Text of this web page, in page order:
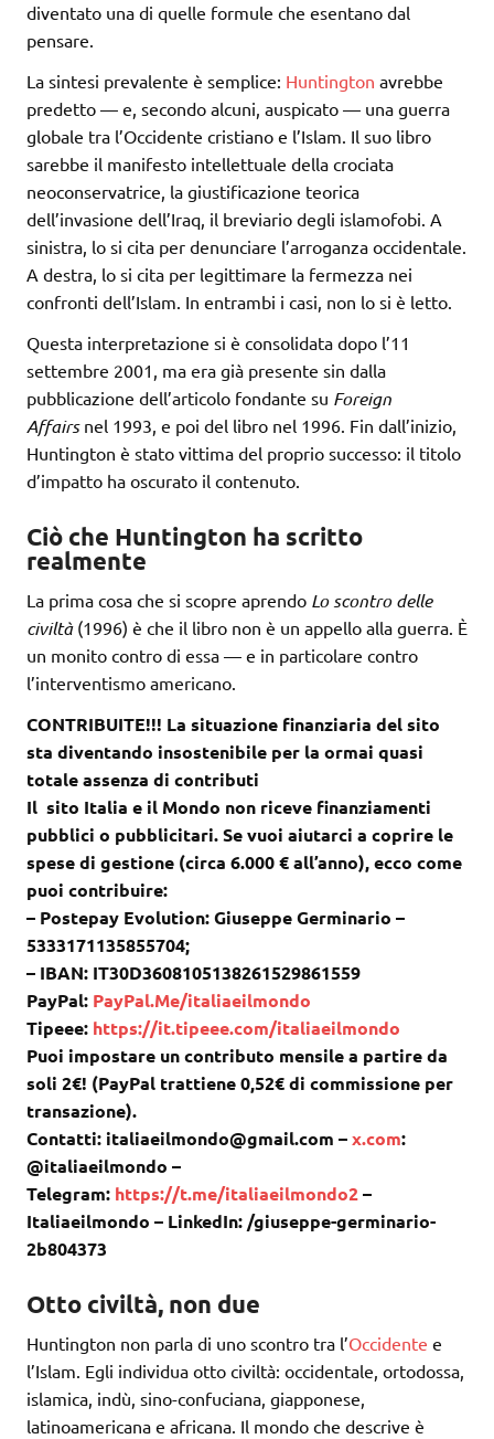
diventato una di quelle formule che esentano dal
pensare.
La sintesi prevalente è semplice: Huntington avrebbe
predetto — e, secondo alcuni, auspicato — una guerra
globale tra l’Occidente cristiano e l’Islam. Il suo libro
sarebbe il manifesto intellettuale della crociata
neoconservatrice, la giustificazione teorica
dell’invasione dell’Iraq, il breviario degli islamofobi. A
sinistra, lo si cita per denunciare l’arroganza occidentale.
A destra, lo si cita per legittimare la fermezza nei
confronti dell’Islam. In entrambi i casi, non lo si è letto.
Questa interpretazione si è consolidata dopo l’11
settembre 2001, ma era già presente sin dalla
pubblicazione dell’articolo fondante su Foreign
Affairsnel 1993, e poi del libro nel 1996. Fin dall’inizio,
Huntington è stato vittima del proprio successo: il titolo
d’impatto ha oscurato il contenuto.
Ciò che Huntington ha scritto
realmente
La prima cosa che si scopre aprendo Lo scontro delle
civiltà(1996) è che il libro non è un appello alla guerra. È
un monito contro di essa — e in particolare contro
l’interventismo americano.
CONTRIBUITE!!! La situazione finanziaria del sito
sta diventando insostenibile per la ormai quasi
totale assenza di contributi
Il sito Italia e il Mondo non riceve finanziamenti
pubblici o pubblicitari. Se vuoi aiutarci a coprire le
spese di gestione (circa 6.000 € all’anno), ecco come
puoi contribuire:
– Postepay Evolution: Giuseppe Germinario –
5333171135855704;
– IBAN: IT30D3608105138261529861559
PayPal: PayPal.Me/italiaeilmondo
Tipeee: https://it.tipeee.com/italiaeilmondo
Puoi impostare un contributo mensile a partire da
soli 2€! (PayPal trattiene 0,52€ di commissione per
transazione).
Contatti: italiaeilmondo@gmail.com –x.com:
@italiaeilmondo –
Telegram: https://t.me/italiaeilmondo2–
Italiaeilmondo – LinkedIn: /giuseppe-germinario-
2b804373
Otto civiltà, non due
Huntington non parla di uno scontro tra l’Occidente e
l’Islam. Egli individua otto civiltà: occidentale, ortodossa,
islamica, indù, sino-confuciana, giapponese,
latinoamericana e africana. Il mondo che descrive è